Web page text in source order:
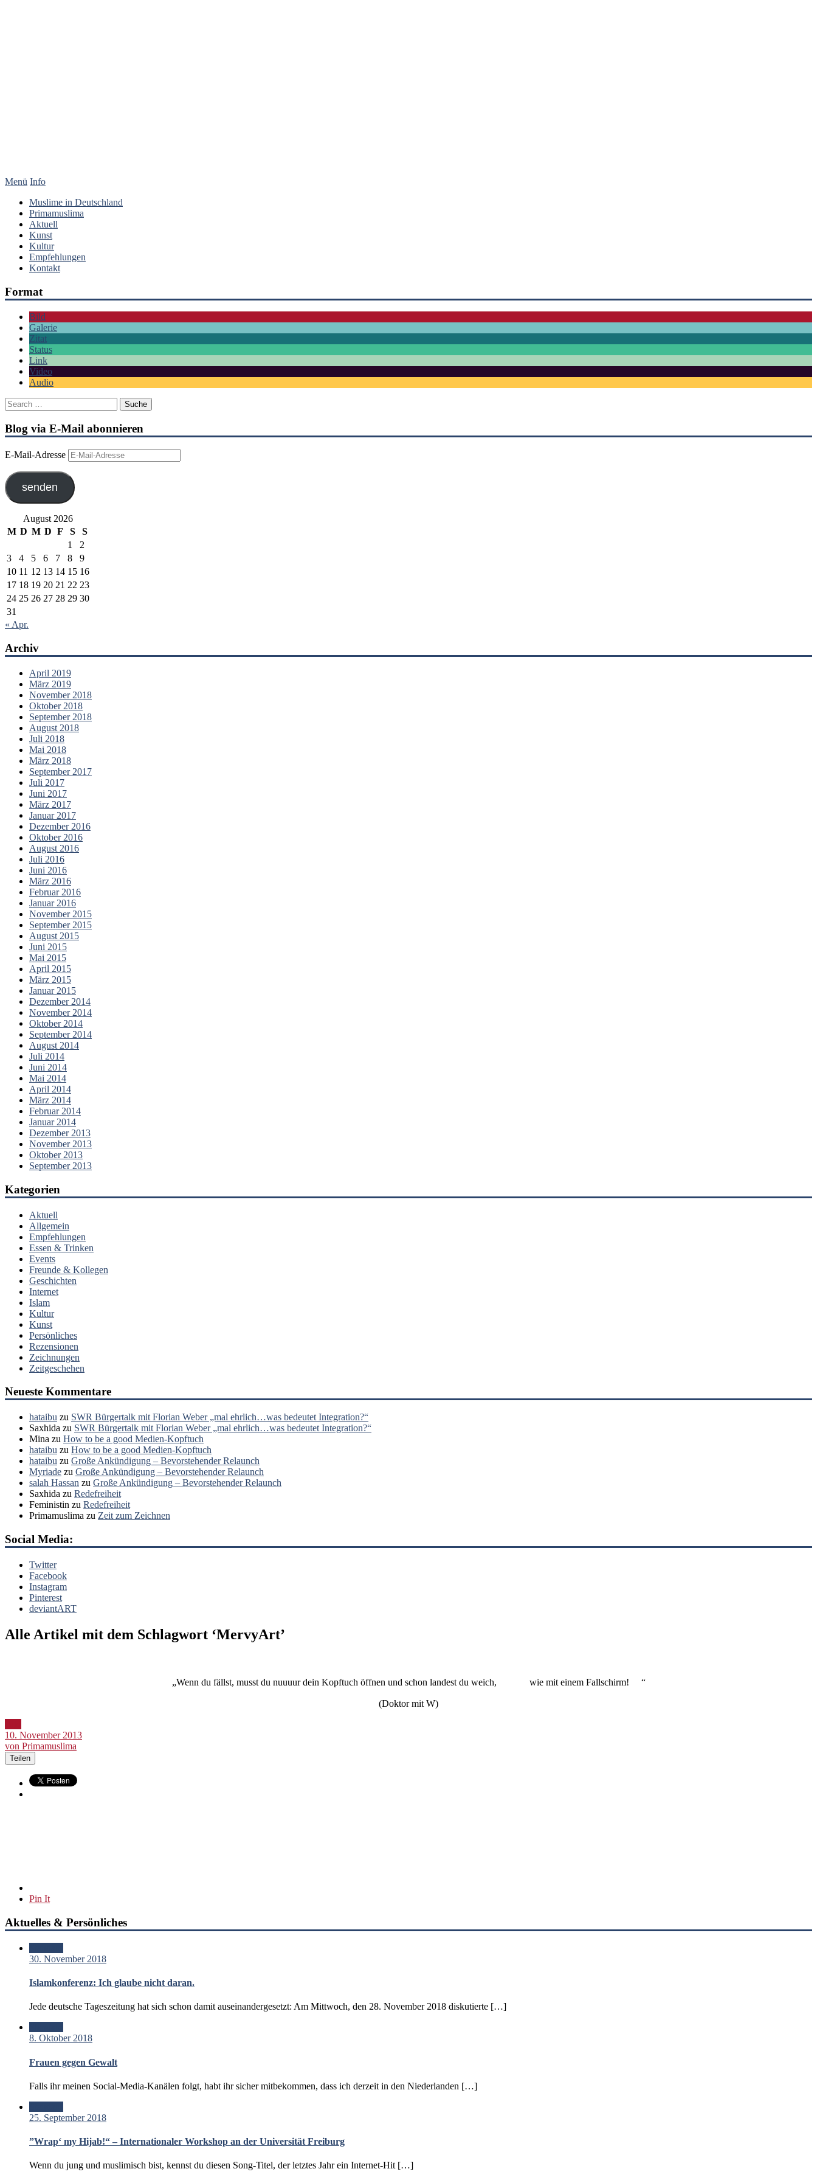
Menü Info
Muslime in Deutschland
Primamuslima
Aktuell
Kunst
Kultur
Empfehlungen
Kontakt
Format
Bild
Galerie
Zitat
Status
Link
Video
Audio
Blog via E-Mail abonnieren
E-Mail-Adresse
senden
August 2026
M D M D F S
S
1
2
3
4 5 6 7 8
9
10 11 12 13 14 15 16
17 18 19 20 21 22 23
24 25 26 27 28 29 30
31
« Apr.
Archiv
April 2019
März 2019
November 2018
Oktober 2018
September 2018
August 2018
Juli 2018
Mai 2018
März 2018
September 2017
Juli 2017
Juni 2017
März 2017
Januar 2017
Dezember 2016
Oktober 2016
August 2016
Juli 2016
Juni 2016
März 2016
Februar 2016
Januar 2016
November 2015
September 2015
August 2015
Juni 2015
Mai 2015
April 2015
März 2015
Januar 2015
Dezember 2014
November 2014
Oktober 2014
September 2014
August 2014
Juli 2014
Juni 2014
Mai 2014
April 2014
März 2014
Februar 2014
Januar 2014
Dezember 2013
November 2013
Oktober 2013
September 2013
Kategorien
Aktuell
Allgemein
Empfehlungen
Essen & Trinken
Events
Freunde & Kollegen
Geschichten
Internet
Islam
Kultur
Kunst
Persönliches
Rezensionen
Zeichnungen
Zeitgeschehen
Neueste Kommentare
hataibu zu SWR Bürgertalk mit Florian Weber „mal ehrlich…was bedeutet Integration?“
Saxhida zu SWR Bürgertalk mit Florian Weber „mal ehrlich…was bedeutet Integration?“
Mina zu How to be a good Medien-Kopftuch
hataibu zu How to be a good Medien-Kopftuch
hataibu zu Große Ankündigung – Bevorstehender Relaunch
Myriade zu Große Ankündigung – Bevorstehender Relaunch
salah Hassan zu Große Ankündigung – Bevorstehender Relaunch
Saxhida zu Redefreiheit
Feministin zu Redefreiheit
Primamuslima zu Zeit zum Zeichnen
Social Media:
Twitter
Facebook
Instagram
Pinterest
deviantART
Alle Artikel mit dem Schlagwort ‘MervyArt’
„Wenn du fällst, musst du nuuuur dein Kopftuch öffnen und schon landest du weich, wie mit einem Fallschirm! “
(Doktor mit W)
10. November 2013
von Primamuslima
Teilen
Pin It
Aktuelles & Persönliches
30. November 2018
Islamkonferenz: Ich glaube nicht daran.
Jede deutsche Tageszeitung hat sich schon damit auseinandergesetzt: Am Mittwoch, den 28. November 2018 diskutierte […]
8. Oktober 2018
Frauen gegen Gewalt
Falls ihr meinen Social-Media-Kanälen folgt, habt ihr sicher mitbekommen, dass ich derzeit in den Niederlanden […]
25. September 2018
”Wrap‘ my Hijab!“ – Internationaler Workshop an der Universität Freiburg
Wenn du jung und muslimisch bist, kennst du diesen Song-Titel, der letztes Jahr ein Internet-Hit […]